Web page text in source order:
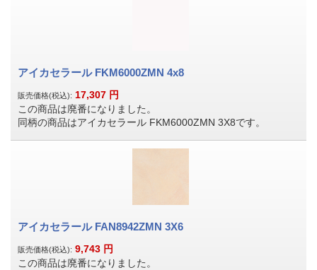
アイカセラール FKM6000ZMN 4x8
販売価格(税込): 17,307 円
この商品は廃番になりました。
同柄の商品はアイカセラール FKM6000ZMN 3X8です。
アイカセラール FAN8942ZMN 3X6
販売価格(税込): 9,743 円
この商品は廃番になりました。